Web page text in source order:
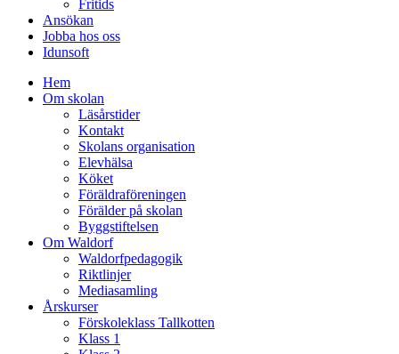
Fritids
Ansökan
Jobba hos oss
Idunsoft
Hem
Om skolan
Läsårstider
Kontakt
Skolans organisation
Elevhälsa
Köket
Föräldraföreningen
Förälder på skolan
Byggstiftelsen
Om Waldorf
Waldorfpedagogik
Riktlinjer
Mediasamling
Årskurser
Förskoleklass Tallkotten
Klass 1